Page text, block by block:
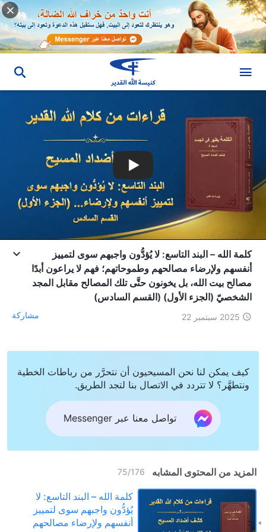
كلمة الله – البند التاسع: لا يُؤدُّون واجبهم سوى لتمييز
أنفسهم ولإرضاء مصالحهم وطموحاتهم؛ فهم لا يراعون أبدًا
مصالح بيت الله، بل يخونون حتَّى تلك المصالح مقابل المجد
الشخصيّ (الجزء الأول) (القسم السادس)
2025 سبتمبر 22 مشاركة
كيف يمكن لنا نحن المسيحيون أن نتحرَّر من رباطات الخطية
ونتطهَّر؟ لا تتردد في الاتصال بنا لتجد الطريق.
تواصل معنا عبر Messenger
المزيد من المحتوى المشابه 75/176
كلمة الله – البند التاسع: لا
يُؤدُّون واجبهم سوى لتمييز
أنفسهم ولإرضاء مصالحهم